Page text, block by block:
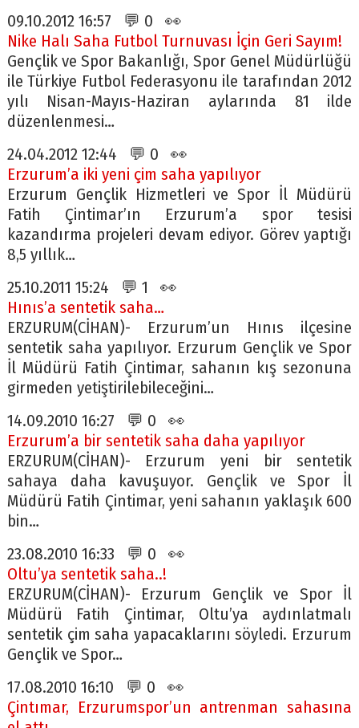
09.10.2012 16:57 💬 0 👀
Nike Halı Saha Futbol Turnuvası İçin Geri Sayım!
Gençlik ve Spor Bakanlığı, Spor Genel Müdürlüğü
ile Türkiye Futbol Federasyonu ile tarafından 2012
yılı Nisan-Mayıs-Haziran aylarında 81 ilde
düzenlenmesi…
24.04.2012 12:44 💬 0 👀
Erzurum’a iki yeni çim saha yapılıyor
Erzurum Gençlik Hizmetleri ve Spor İl Müdürü
Fatih Çintimar’ın Erzurum’a spor tesisi
kazandırma projeleri devam ediyor. Görev yaptığı
8,5 yıllık…
25.10.2011 15:24 💬 1 👀
Hınıs’a sentetik saha…
ERZURUM(CİHAN)- Erzurum’un Hınıs ilçesine
sentetik saha yapılıyor. Erzurum Gençlik ve Spor
İl Müdürü Fatih Çintimar, sahanın kış sezonuna
girmeden yetiştirilebileceğini…
14.09.2010 16:27 💬 0 👀
Erzurum’a bir sentetik saha daha yapılıyor
ERZURUM(CİHAN)- Erzurum yeni bir sentetik
sahaya daha kavuşuyor. Gençlik ve Spor İl
Müdürü Fatih Çintimar, yeni sahanın yaklaşık 600
bin…
23.08.2010 16:33 💬 0 👀
Oltu’ya sentetik saha..!
ERZURUM(CİHAN)- Erzurum Gençlik ve Spor İl
Müdürü Fatih Çintimar, Oltu’ya aydınlatmalı
sentetik çim saha yapacaklarını söyledi. Erzurum
Gençlik ve Spor…
17.08.2010 16:10 💬 0 👀
Çintımar, Erzurumspor’un antrenman sahasına